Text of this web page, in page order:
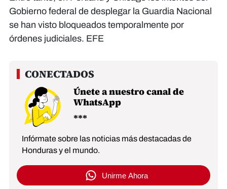
Gobierno federal de desplegar la Guardia Nacional
se han visto bloqueados temporalmente por
órdenes judiciales. EFE
Únete a nuestro canal de
WhatsApp
Infórmate sobre las noticias más destacadas de
Honduras y el mundo.
Unirme Ahora